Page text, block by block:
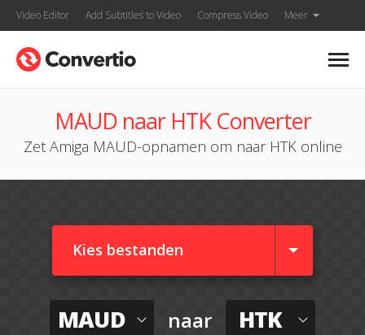
Video Editor Add Subtitles to Video Compress Video Meer
MAUD naar HTK Converter
Zet Amiga MAUD-opnamen om naar HTK online
Kies bestanden
MAUD naar HTK